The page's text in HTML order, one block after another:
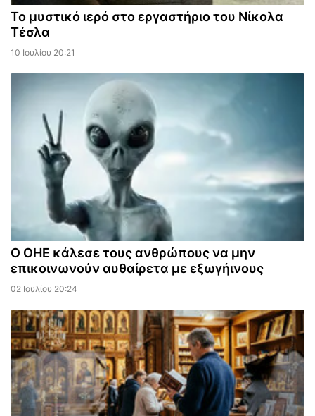
Το μυστικό ιερό στο εργαστήριο του Νίκολα
Τέσλα
10 Ιουλίου 20:21
Ο ΟΗΕ κάλεσε τους ανθρώπους να μην
επικοινωνούν αυθαίρετα με εξωγήινους
02 Ιουλίου 20:24